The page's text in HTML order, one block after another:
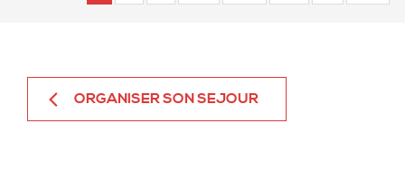
ORGANISER SON SEJOUR